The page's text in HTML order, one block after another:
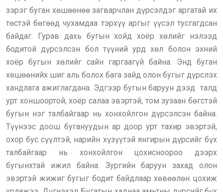
зэрэг буган хөшөөнөө загварчлан дүрсэлдэг аргатай их
төстэй бөгөөд чухамдаа тэрхүү аргыг үүсэл тусгагдсан
байдаг. Гурав дахь бугын хойд хоёр хөлийг нэлээд
бодитой дүрсэлсэн бол түүний урд хөл болон эхний
хоёр бугын хөлийг сайн гаргаагүй байна. Энд буган
хөшөөнийх шиг аль болох бага зайд олон бугыг дүрслэх
хандлага ажиглагдана. Эдгээр бугын баруун дээд талд
урт хоншоортой, хоёр салаа эвэртэй, том зузаан бөгстэй
бугын нэг талбайгаар нь хонхойлгон дүрсэлсэн байна.
Түүнээс доош бугануудын ар доор урт тахир эвэртэй,
охор бус сүүлтэй, нарийн хүзүүтэй янгирын дүрсийг бүх
талбайгаар нь хонхойлгон цохисноороо дээрх
бугынхтай ижил байна. Зургийн баруун захад олон
эвэртэй жижиг бугыг бодит байдлаар хөвөөлөн цохиж